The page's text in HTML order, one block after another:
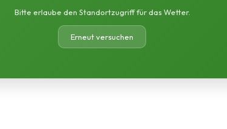
Bitte erlaube den Standortzugriff für das Wetter.
Erneut versuchen